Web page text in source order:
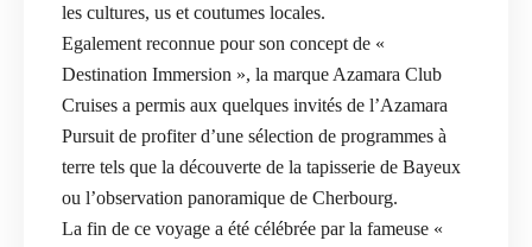
les cultures, us et coutumes locales.
Egalement reconnue pour son concept de «
Destination Immersion », la marque Azamara Club
Cruises a permis aux quelques invités de l’Azamara
Pursuit de profiter d’une sélection de programmes à
terre tels que la découverte de la tapisserie de Bayeux
ou l’observation panoramique de Cherbourg.
La fin de ce voyage a été célébrée par la fameuse «